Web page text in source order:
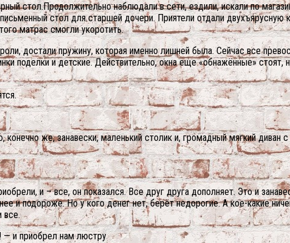
стол.Продолжительно наблюдали в сети, ездили, искали по
стол для старшей дочери. Приятели отдали двухъярусную
матрас смогли укоротить.
достали пружину, которая именно лишней была. Сейчас все
поделки и детские. Действительно, окна еще «обнажённые» стоят,
же, занавески, маленький столик и, громадный мягкий диван
и – все, он показался. Все друг друга дополняет. Это и
и подороже. Но у кого денег нет, берёт недорогие. А кое-какие
все.
— и приобрел нам люстру